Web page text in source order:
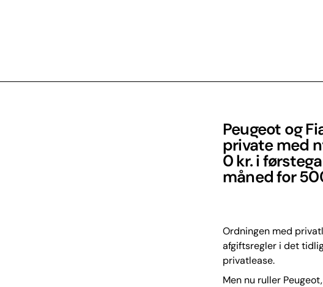
Peugeot og
private med
0 kr. i
måned for
Ordningen med
afgiftsregler i det
privatlease.
Men nu ruller